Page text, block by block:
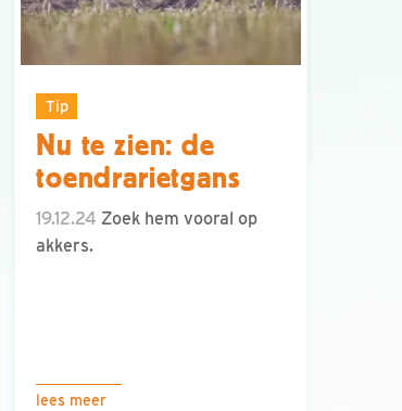
Tip
Nu te zien: de
toendrarietgans
19.12.24 Zoek hem vooral op
akkers.
lees meer